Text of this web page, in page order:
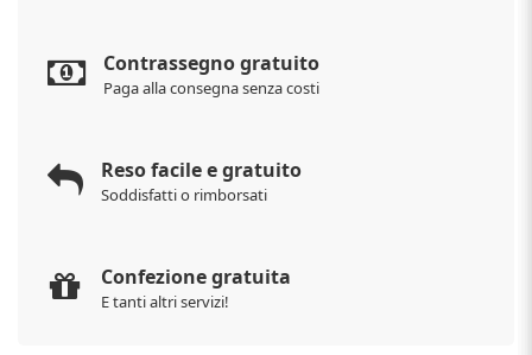
Contrassegno gratuito
Paga alla consegna senza costi
Reso facile e gratuito
Soddisfatti o rimborsati
Confezione gratuita
E tanti altri servizi!